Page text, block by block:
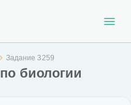
Задание 3259
биологии